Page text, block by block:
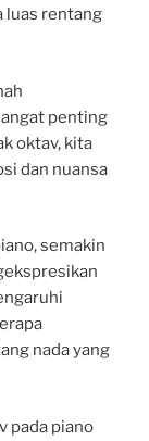
luas rentang
penting
oktav, kita
dan nuansa
semakin
nada yang
pada piano